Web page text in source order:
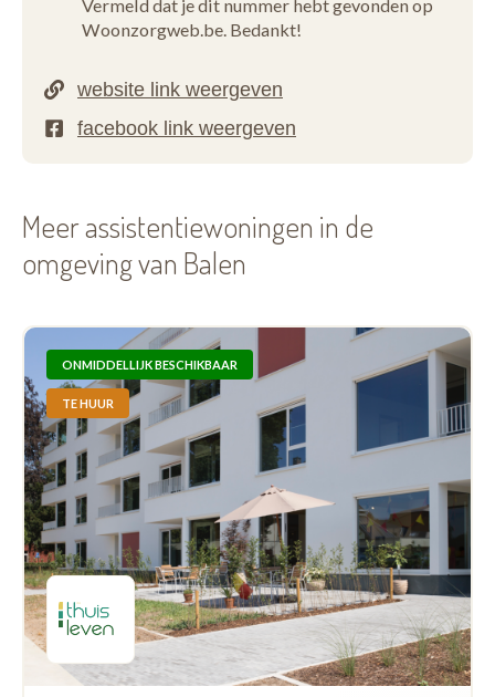
Vermeld dat je dit nummer hebt gevonden op
Woonzorgweb.be. Bedankt!
Meer assistentiewoningen in de
omgeving van Balen
ONMIDDELLIJK BESCHIKBAAR
TE HUUR